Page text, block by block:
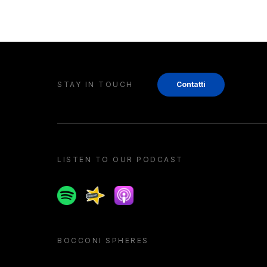
STAY IN TOUCH Contatti
LISTEN TO OUR PODCAST
SpotifySpreakerApple podcast
BOCCONI SPHERES